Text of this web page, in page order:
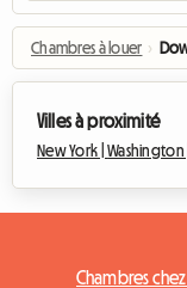
Chambres à louer ›
Villes à proximité
New York |Washington |
Chambres